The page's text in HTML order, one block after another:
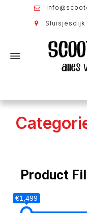
Sluisjesdijk
Product
€1,499